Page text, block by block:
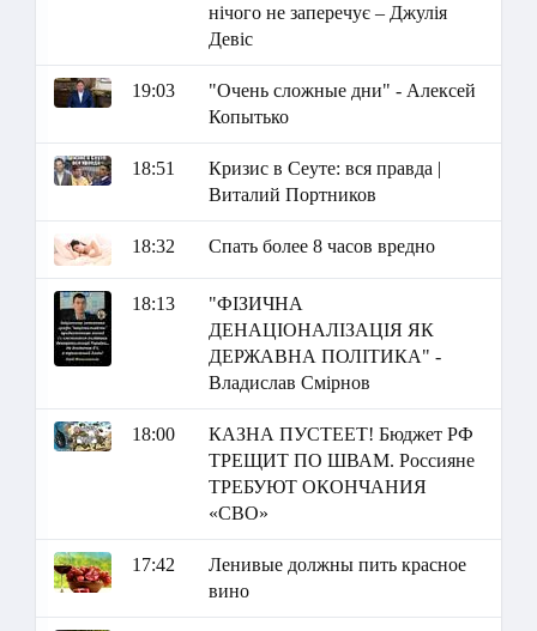
нічого не заперечує – Джулія
Девіс
19:03
"Очень сложные дни" - Алексей
Копытько
18:51
Кризис в Сеуте: вся правда |
Виталий Портников
18:32 Спать более 8 часов вредно
18:13
"ФІЗИЧНА
ДЕНАЦІОНАЛІЗАЦІЯ ЯК
ДЕРЖАВНА ПОЛІТИКА" -
Владислав Смірнов
18:00
КАЗНА ПУСТЕЕТ! Бюджет РФ
ТРЕЩИТ ПО ШВАМ. Россияне
ТРЕБУЮТ ОКОНЧАНИЯ
«СВО»
17:42
Ленивые должны пить красное
вино